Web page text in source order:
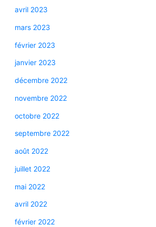
avril 2023
mars 2023
février 2023
janvier 2023
décembre 2022
novembre 2022
octobre 2022
septembre 2022
août 2022
juillet 2022
mai 2022
avril 2022
février 2022